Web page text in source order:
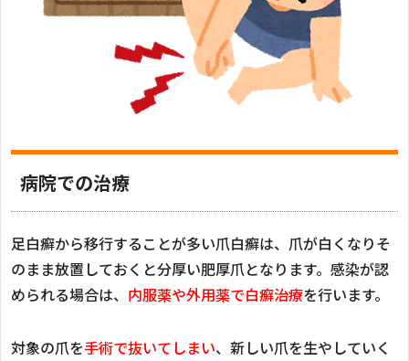
病院での治療
足白癬から移行することが多い爪白癬は、爪が白くなりそ
のまま放置しておくと分厚い肥厚爪となります。感染が認
められる場合は、 内服薬や外用薬で白癬治療を行います。
対象の爪を手術で抜いてしまい、新しい爪を生やしていく